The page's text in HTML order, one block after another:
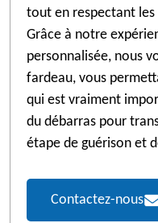
tout en respectant les
Grâce à notre
personnalisée, nous
fardeau, vous
qui est vraiment
du débarras pour
étape de guérison et
Contactez-nous